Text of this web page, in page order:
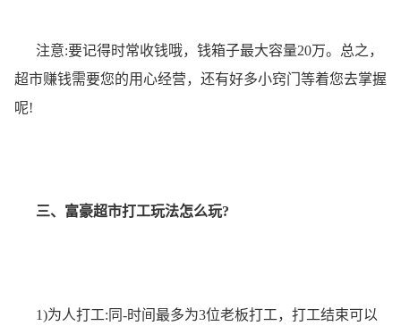
注意:要记得时常收钱哦，钱箱子最大容量20万。总之，
超市赚钱需要您的用心经营，还有好多小窍门等着您去掌握
呢!
三、富豪超市打工玩法怎么玩?
1)为人打工:同-时间最多为3位老板打工，打工结束可以